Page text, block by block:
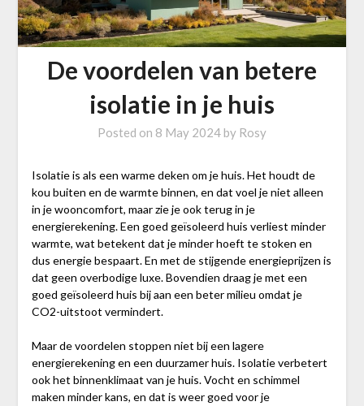
De voordelen van betere
isolatie in je huis
Posted on 8 May 2024 by Rosy
Isolatie is als een warme deken om je huis. Het houdt de
kou buiten en de warmte binnen, en dat voel je niet alleen
in je wooncomfort, maar zie je ook terug in je
energierekening. Een goed geïsoleerd huis verliest minder
warmte, wat betekent dat je minder hoeft te stoken en
dus energie bespaart. En met de stijgende energieprijzen is
dat geen overbodige luxe. Bovendien draag je met een
goed geïsoleerd huis bij aan een beter milieu omdat je
CO2-uitstoot vermindert.
Maar de voordelen stoppen niet bij een lagere
energierekening en een duurzamer huis. Isolatie verbetert
ook het binnenklimaat van je huis. Vocht en schimmel
maken minder kans, en dat is weer goed voor je